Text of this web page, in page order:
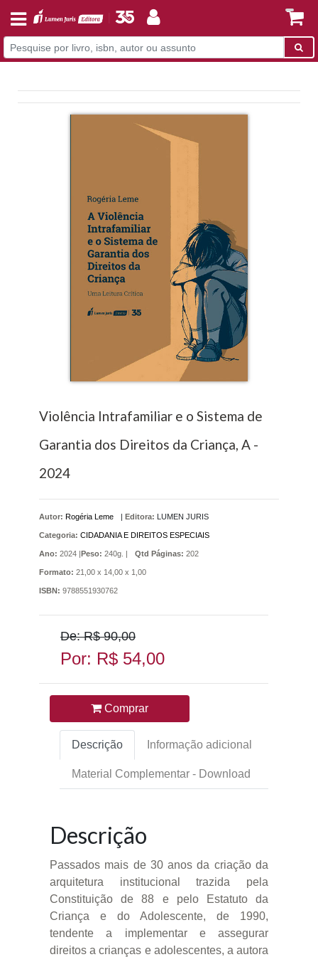
Violência Intrafamiliar e o Sistema de
Garantia dos Direitos da Criança, A -
2024
Autor: Rogéria Leme Editora: LUMEN JURIS
Categoria: CIDADANIA E DIREITOS ESPECIAIS
Ano: 2024 | Peso: 240g. | Qtd Páginas: 202
Formato: 21,00 x 14,00 x 1,00
ISBN: 9788551930762
De: R$ 90,00
Por: R$ 54,00
Comprar
Descrição Informação adicional
Material Complementar - Download
Descrição
Passados mais de 30 anos da criação da
arquitetura institucional trazida pela
Constituição de 88 e pelo Estatuto da
Criança e do Adolescente, de 1990,
tendente a implementar e assegurar
direitos a crianças e adolescentes, a autora